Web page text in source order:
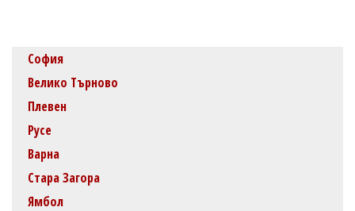
София
Велико Търново
Плевен
Русе
Варна
Стара Загора
Ямбол